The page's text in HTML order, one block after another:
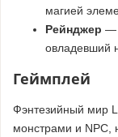
магией
Рейнджер —
овладевший
Геймплей
Фэнтезийный мир
монстрами и